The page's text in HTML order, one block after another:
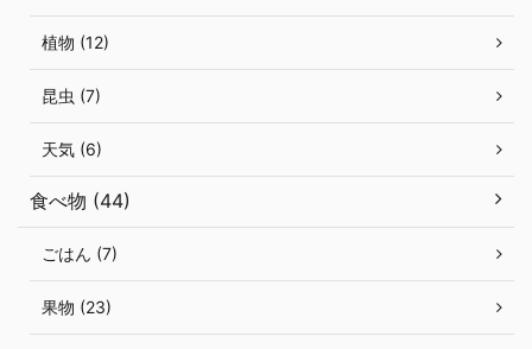
植物 (12)
昆虫 (7)
天気 (6)
食べ物 (44)
ごはん (7)
果物 (23)